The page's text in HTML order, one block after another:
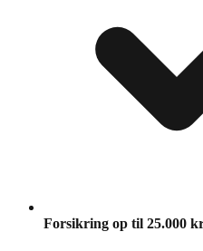
Forsikring op til 25.000